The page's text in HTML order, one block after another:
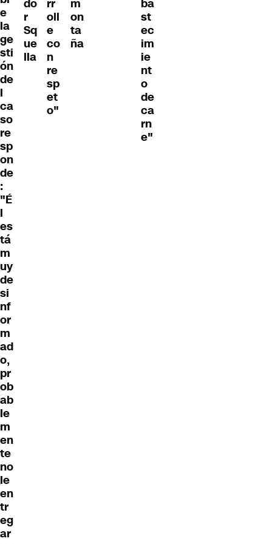
e
la
ge
sti
ón
de
l
ca
so
re
sp
on
de
:
"É
l
es
tá
m
uy
de
si
nf
or
m
ad
o,
pr
ob
ab
le
m
en
te
no
le
en
tr
eg
ar
do
r
Sq
ue
lla
rr
oll
e
co
n
re
sp
et
o"
m
on
ta
ña
ba
st
ec
im
ie
nt
o
de
ca
rn
e"